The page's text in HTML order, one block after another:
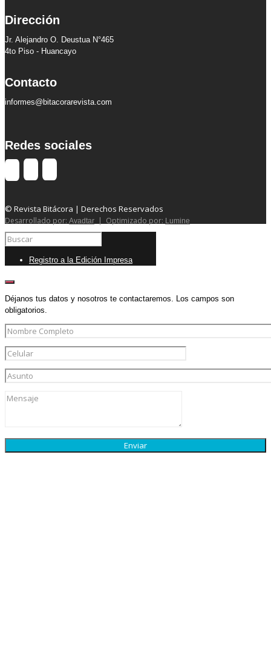
Dirección
Jr. Alejandro O. Deustua N°465
4to Piso - Huancayo
Contacto
informes@bitacorarevista.com
Redes sociales
© Revista Bitácora | Derechos Reservados
Desarrollado por: Avadtar | Optimizado por: Lumine
Registro a la Edición Impresa
Déjanos tus datos y nosotros te contactaremos. Los campos son
obligatorios.